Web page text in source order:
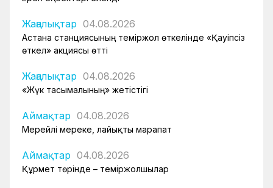
Жаңалықтар 04.08.2026
Астана станциясының теміржол өткелінде «Қауіпсіз
өткел» акциясы өтті
Жаңалықтар 04.08.2026
«Жүк тасымалының» жетістігі
Аймақтар 04.08.2026
Мерейлі мереке, лайықты марапат
Аймақтар 04.08.2026
Құрмет төрінде – теміржолшылар